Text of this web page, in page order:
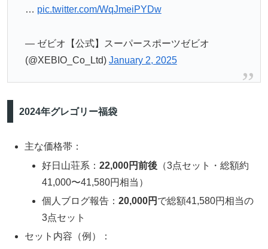
… pic.twitter.com/WqJmeiPYDw
— ゼビオ【公式】スーパースポーツゼビオ
(@XEBIO_Co_Ltd) January 2, 2025
2024年グレゴリー福袋
主な価格帯：
好日山荘系：22,000円前後 （3点セット・総額約
41,000〜41,580円相当）
個人ブログ報告：20,000円 で総額41,580円相当の
3点セット
セット内容（例）：